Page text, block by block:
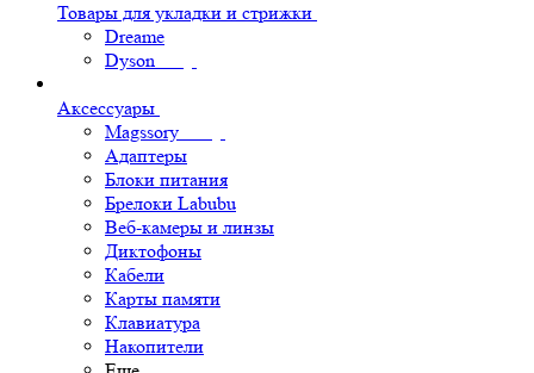
Товары для укладки и стрижки
Dreame
Dyson
Аксессуары
Magssory
Адаптеры
Блоки питания
Брелоки Labubu
Веб-камеры и линзы
Диктофоны
Кабели
Карты памяти
Клавиатура
Накопители